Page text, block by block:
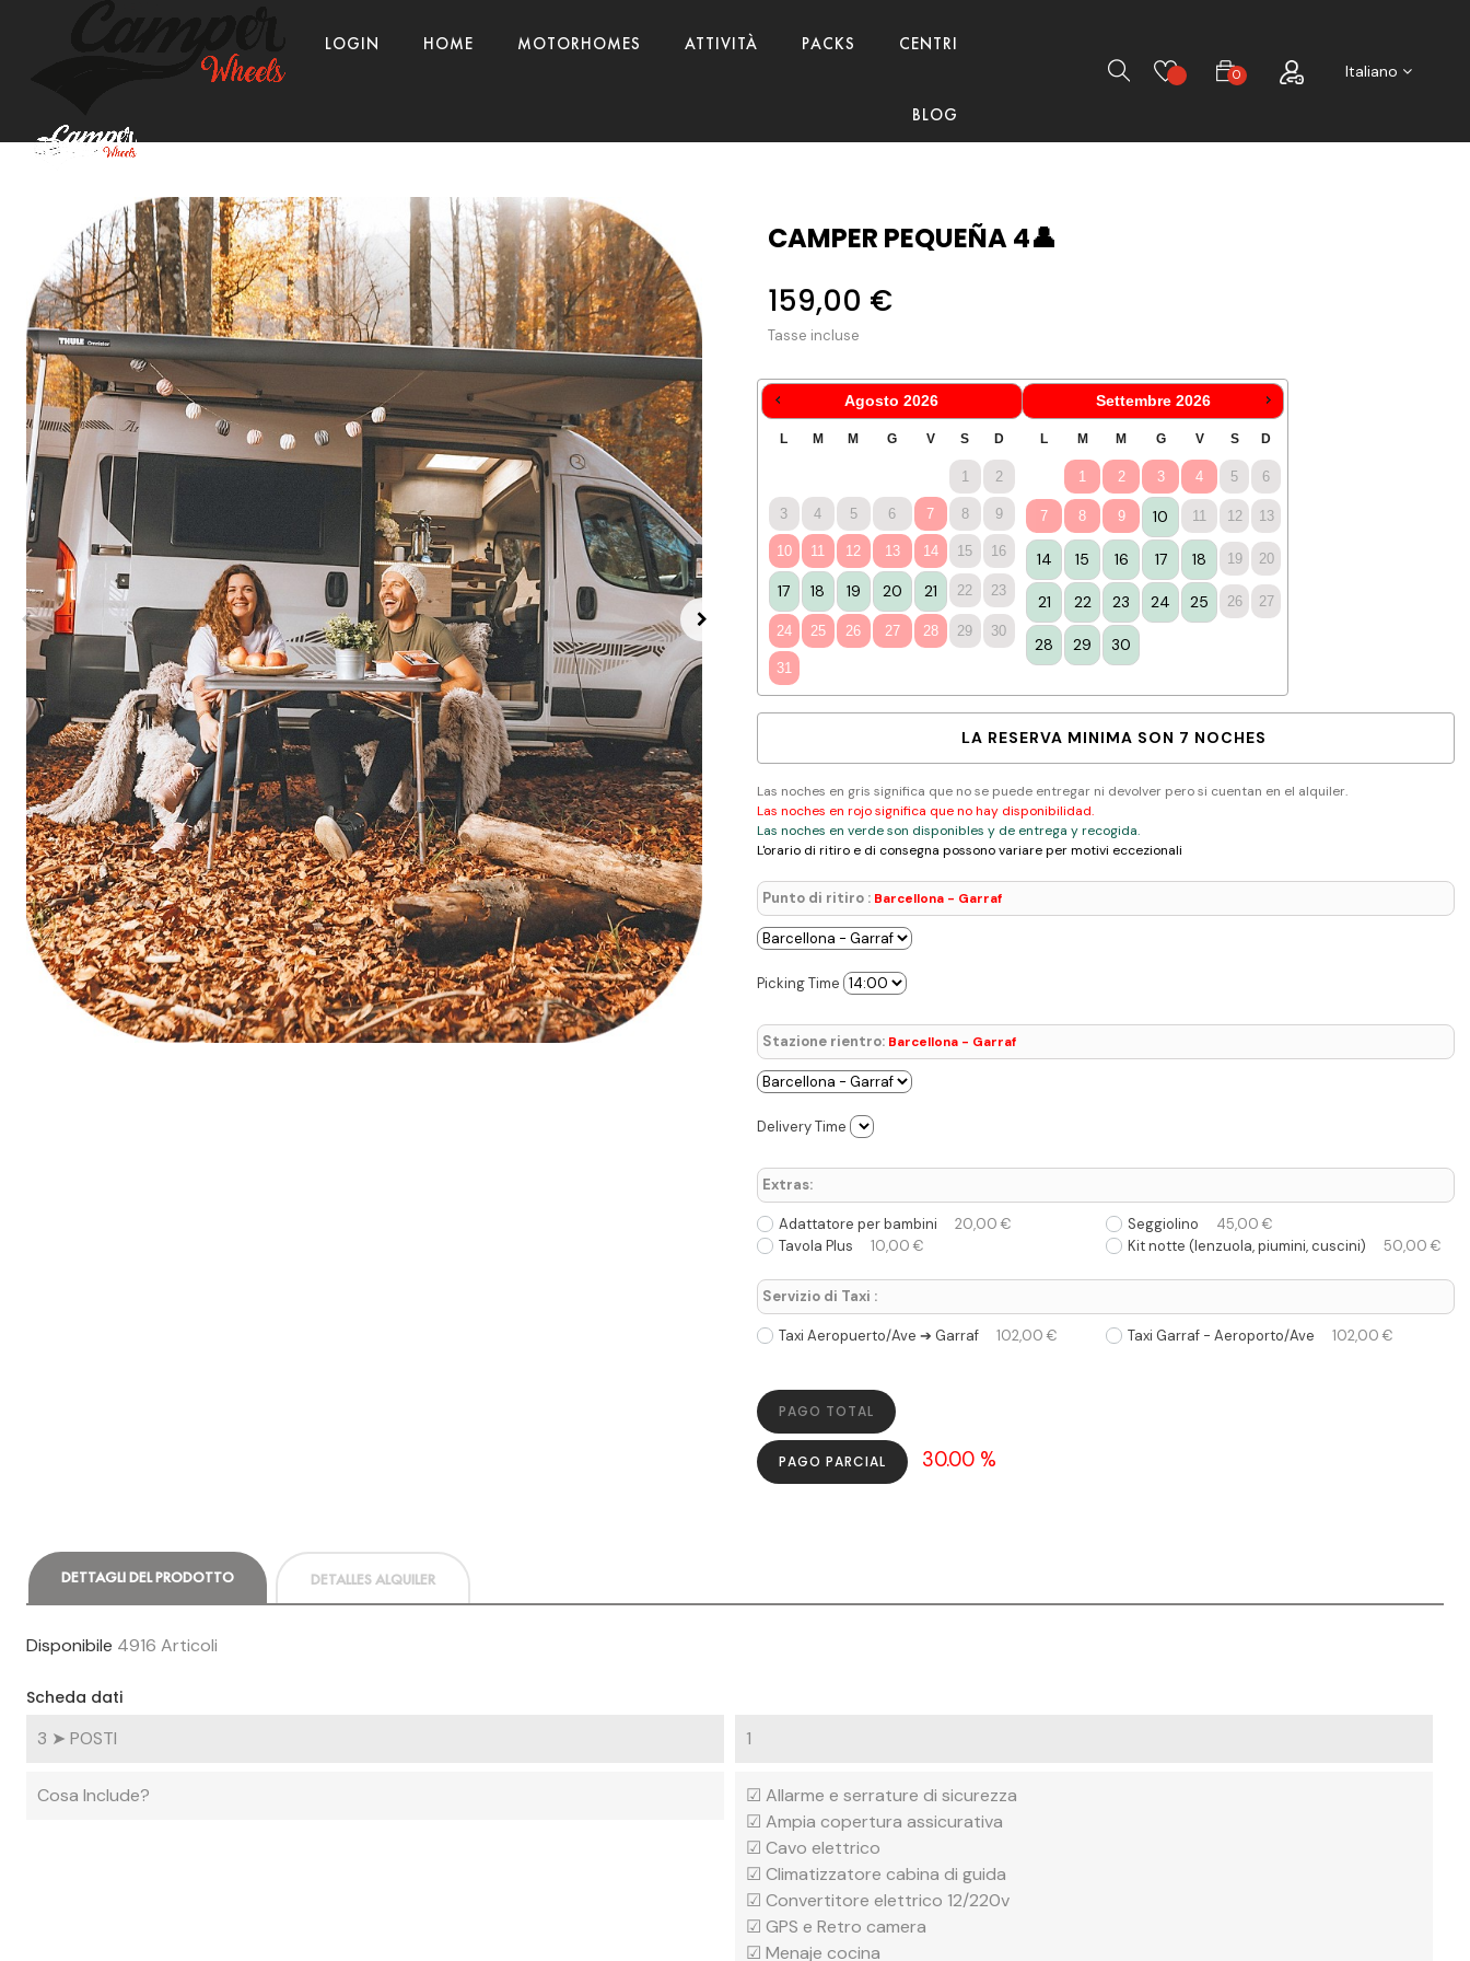
LOGIN HOME MOTORHOMES ATTIVITÀ PACKS CENTRI
BLOG
Ricerca
0 Italiano
CAMPER PEQUEÑA 4👤
159,00 €
Tasse incluse
Agosto 2026
1 2
3 4 5 6 7 8 9
10 11 12 13 14 15 16
17 18 19 20 21 22 23
24 25 26 27 28 29 30
31
Settembre 2026
1 2 3 4 5 6
7 8 9 10 11 12 13
14 15 16 17 18 19 20
21 22 23 24 25 26 27
28 29 30
LA RESERVA MINIMA SON 7 NOCHES
Las noches en gris significa que no se puede entregar ni devolver pero si cuentan en el alquiler.
Las noches en rojo significa que no hay disponibilidad.
Las noches en verde son disponibles y de entrega y recogida.
L'orario di ritiro e di consegna possono variare per motivi eccezionali
Punto di ritiro : Barcellona - Garraf
Picking Time
Stazione rientro: Barcellona - Garraf
Delivery Time
Extras:
Adattatore per bambini 20,00 € Seggiolino
45,00 €
Tavola Plus
10,00 € Kit notte (lenzuola, piumini, cuscini) 50,00 €
Servizio di Taxi :
Taxi Aeropuerto/Ave ➔ Garraf 102,00 € Taxi Garraf - Aeroporto/Ave 102,00 €
PAGO TOTAL
PAGO PARCIAL 30.00 %
DETTAGLI DEL PRODOTTO DETALLES ALQUILER
Disponibile 4916 Articoli
Scheda dati
3 ➤ POSTI 1
Cosa Include?
☑ Allarme e serrature di sicurezza
☑ Ampia copertura assicurativa
☑ Cavo elettrico
☑ Climatizzatore cabina di guida
☑ Convertitore elettrico 12/220v
☑ GPS e Retro camera
☑ Menaje cocina